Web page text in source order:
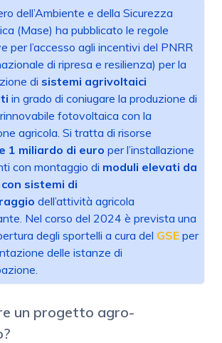
dell’Ambiente e della Sicurezza
(Mase) ha pubblicato le regole
per l’accesso agli incentivi del PNRR
di ripresa e resilienza) per la
di sistemi agrivoltaici
in grado di coniugare la produzione di
fotovoltaica con la
agricola. Si tratta di risorse
1 miliardo di euro per l’installazione
con montaggio di moduli elevati da
sistemi di
dell’attività agricola
Nel corso del 2024 è prevista una
degli sportelli a cura del GSE per
delle istanze di
un progetto agro-